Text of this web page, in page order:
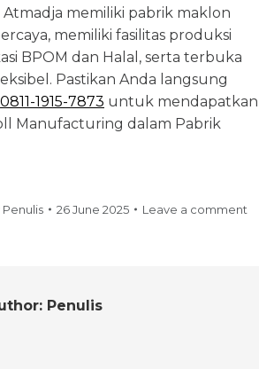
Atmadja memiliki pabrik maklon
memiliki fasilitas produksi
BPOM dan Halal, serta terbuka
Pastikan Anda langsung
0811-1915-7873 untuk mendapatkan
Manufacturing dalam Pabrik
Penulis 26 June 2025 Leave a comment
Penulis